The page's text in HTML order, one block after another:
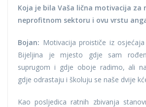
Koja je bila Vaša lična motivacija za
neprofitnom sektoru i ovu vrstu
Bojan: Motivacija proističe iz
Bijeljina je mjesto gdje sam
suprugom i gdje oboje radimo, ali
gdje odrastaju i školuju se naše dvije
Kao posljedica ratnih zbivanja